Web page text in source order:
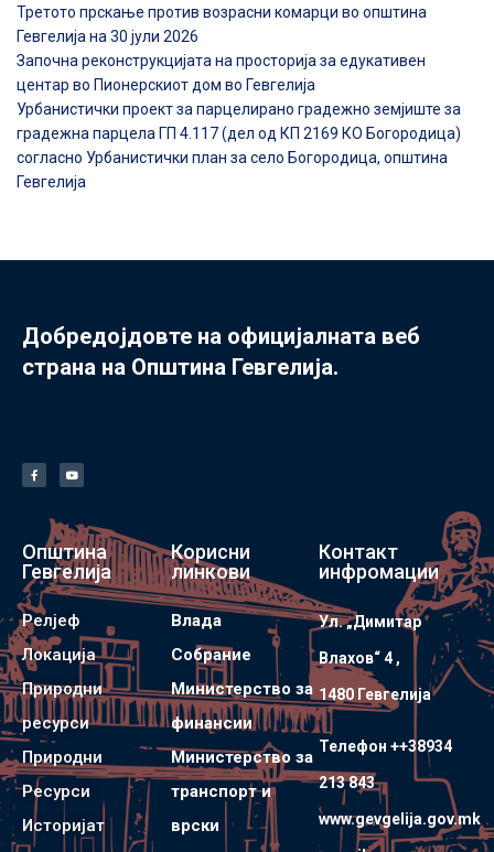
Третото прскање против возрасни комарци во општина
Гевгелија на 30 јули 2026
Започна реконструкцијата на просторија за едукативен
центар во Пионерскиот дом во Гевгелија
Урбанистички проект за парцелирано градежно земјиште за
градежна парцела ГП 4.117 (дел од КП 2169 КО Богородица)
согласно Урбанистички план за село Богородица, општина
Гевгелија
Добредојдовте на официјалната веб
страна на Општина Гевгелија.
Општина
Гевгелија
Релјеф
Локација
Природни
ресурси
Природни
Ресурси
Историјат
Корисни
линкови
Влада
Собрание
Министерство за
финансии
Министерство за
транспорт и
врски
Контакт
инфромации
Ул. „Димитар
Влахов“ 4 ,
1480 Гевгелијa
Телефон ++38934
213 843
www.gevgelija.gov.mk